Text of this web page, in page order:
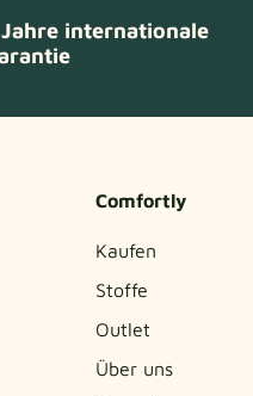
internationale
Comfortly
Kaufen
Stoffe
Outlet
Über uns